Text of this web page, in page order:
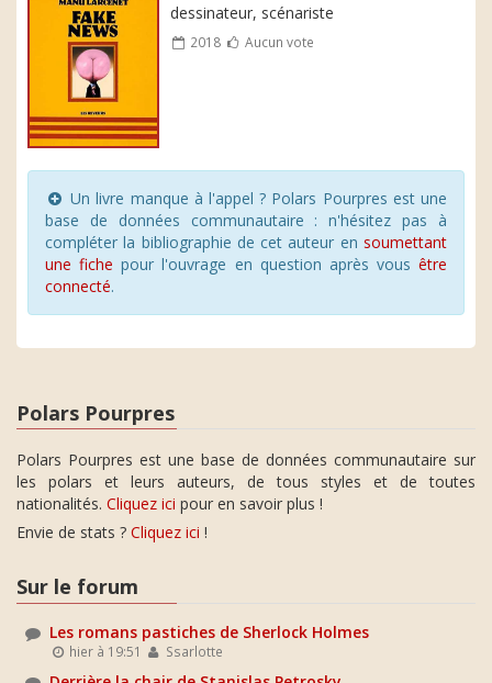
dessinateur, scénariste
2018 Aucun vote
Un livre manque à l'appel ? Polars Pourpres est une
base de données communautaire : n'hésitez pas à
compléter la bibliographie de cet auteur en soumettant
une fiche pour l'ouvrage en question après vous être
connecté.
Polars Pourpres
Polars Pourpres est une base de données communautaire sur
les polars et leurs auteurs, de tous styles et de toutes
nationalités. Cliquez ici pour en savoir plus !
Envie de stats ? Cliquez ici !
Sur le forum
Les romans pastiches de Sherlock Holmes
hier à 19:51 Ssarlotte